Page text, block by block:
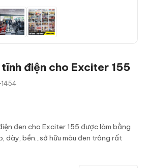
điện cho Exciter 155
đen cho Exciter 155 được làm bằng
dày, bền...sở hữu màu đen trông rất